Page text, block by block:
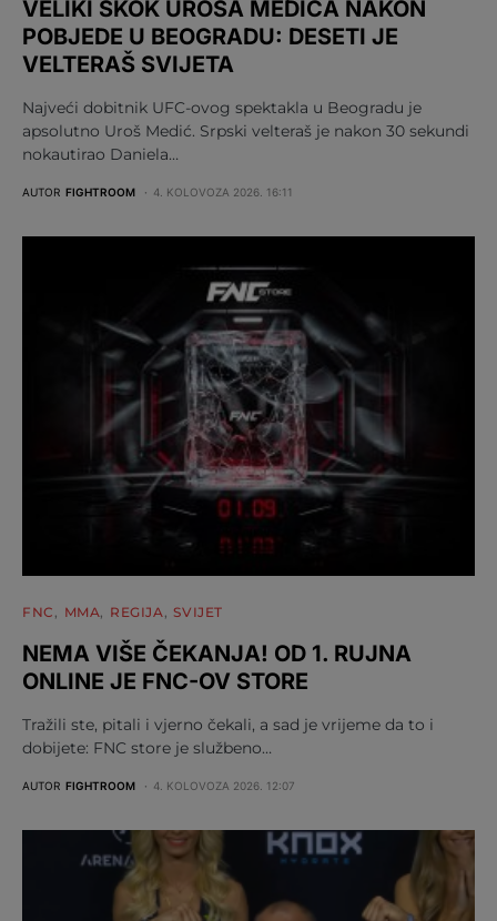
VELIKI SKOK UROŠA MEDIĆA NAKON
POBJEDE U BEOGRADU: DESETI JE
VELTERAŠ SVIJETA
Najveći dobitnik UFC-ovog spektakla u Beogradu je
apsolutno Uroš Medić. Srpski velteraš je nakon 30 sekundi
nokautirao Daniela…
AUTOR FIGHTROOM 4. KOLOVOZA 2026. 16:11
FNC MMA REGIJA SVIJET
NEMA VIŠE ČEKANJA! OD 1. RUJNA
ONLINE JE FNC-OV STORE
Tražili ste, pitali i vjerno čekali, a sad je vrijeme da to i
dobijete: FNC store je službeno…
AUTOR FIGHTROOM 4. KOLOVOZA 2026. 12:07